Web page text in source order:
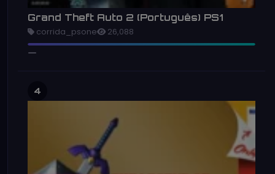
Grand Theft Auto 2 (Português) PS1
corrida_psone 26,088
4